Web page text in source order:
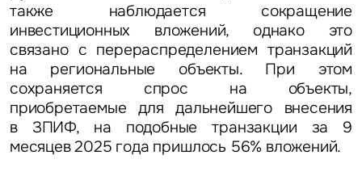
также наблюдается сокращение
инвестиционных вложений, однако это
связано с перераспределением транзакций
на региональные объекты. При этом
сохраняется спрос на объекты,
приобретаемые для дальнейшего внесения
в ЗПИФ, на подобные транзакции за 9
месяцев 2025 года пришлось 56% вложений.